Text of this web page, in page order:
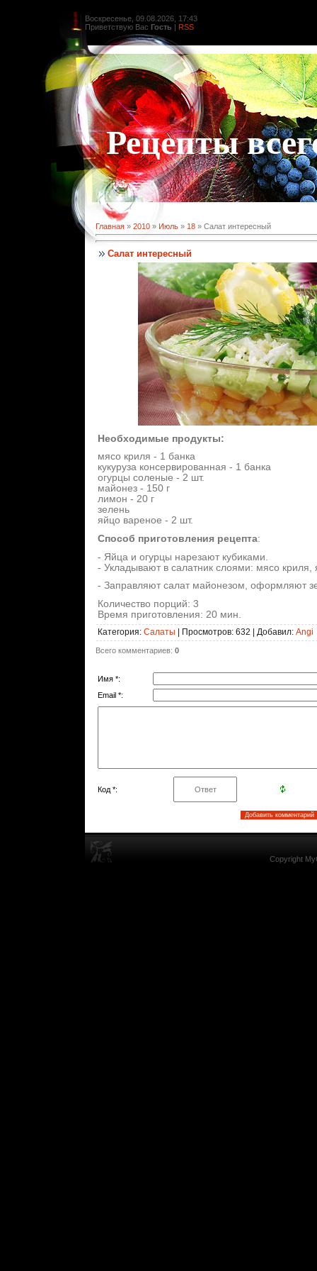
Воскресенье, 09.08.2026, 17:43
Приветствую Вас Гость | RSS
Рецепты
Главная » 2010 » Июль » 18 » Салат интересный
Салат интересный
Необходимые продукты:
мясо криля - 1 банка
кукуруза консервированная - 1 банка
огурцы соленые - 2 шт.
майонез - 150 г
лимон - 20 г
зелень
яйцо вареное - 2 шт.
Способ приготовления рецепта:
- Яйца и огурцы нарезают кубиками.
- Укладывают в салатник слоями: мясо криля,
- Заправляют салат майонезом, оформляют
Количество порций: 3
Время приготовления: 20 мин.
Категория: Салаты Просмотров: 632 | Добавил: Angi
Всего комментариев: 0
Имя *:
Email *:
Код *:
Copyright